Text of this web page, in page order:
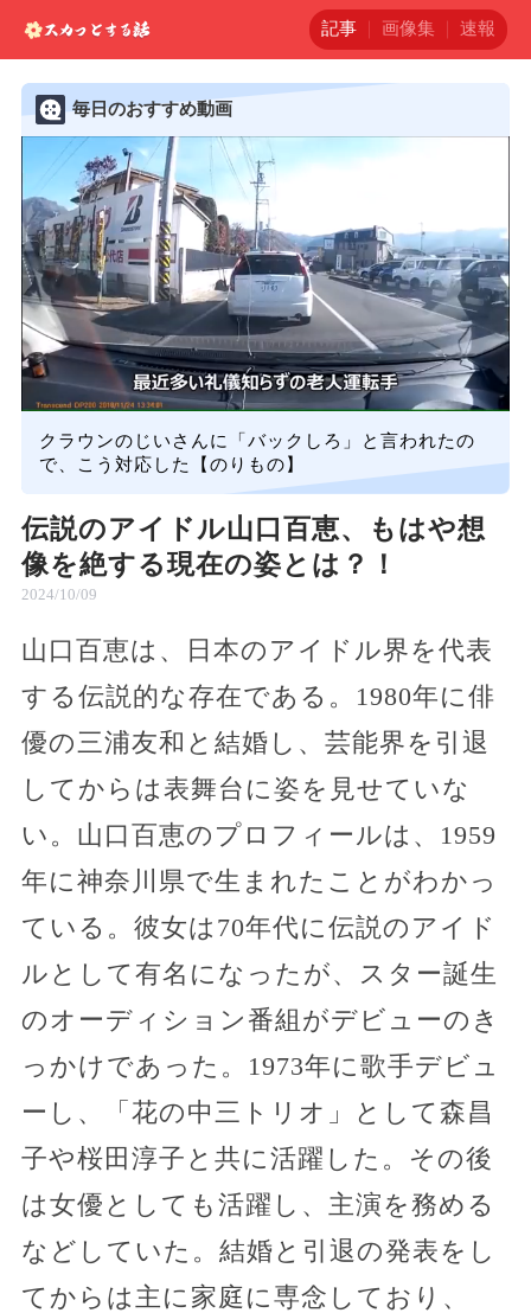
記事 画像集 速報
毎日のおすすめ動画
クラウンのじいさんに「バックしろ」と言われたの
で、こう対応した【のりもの】
伝説のアイドル山口百恵、もはや想
像を絶する現在の姿とは？！
2024/10/09
山口百恵は、日本のアイドル界を代表
する伝説的な存在である。1980年に俳
優の三浦友和と結婚し、芸能界を引退
してからは表舞台に姿を見せていな
い。山口百恵のプロフィールは、1959
年に神奈川県で生まれたことがわかっ
ている。彼女は70年代に伝説のアイド
ルとして有名になったが、スター誕生
のオーディション番組がデビューのき
っかけであった。1973年に歌手デビュ
ーし、「花の中三トリオ」として森昌
子や桜田淳子と共に活躍した。その後
は女優としても活躍し、主演を務める
などしていた。結婚と引退の発表をし
てからは主に家庭に専念しており、